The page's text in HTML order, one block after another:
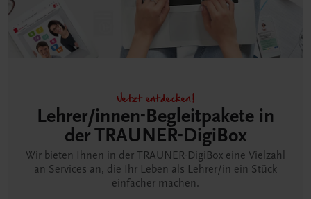
Jetzt entdecken!
Lehrer/innen-Begleitpakete in
der TRAUNER-DigiBox
Wir bieten Ihnen in der TRAUNER-DigiBox eine Vielzahl
an Services an, die Ihr Leben als Lehrer/in ein Stück
einfacher machen.